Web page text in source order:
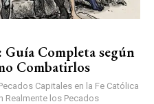
Guía Completa según
Combatirlos
Capitales en la Fe Católica
Realmente los Pecados